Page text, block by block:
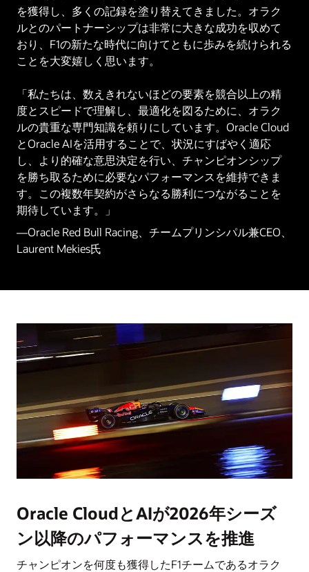
を獲得し、多くの記録を塗り替えてきました。オラク
ルとのパートナーシップは非常に大きな成功を収めて
おり、F1の新たな時代に向けてともに歩みを続けられる
ことを大変嬉しく思います。
「私たちは、数えきれないほどの要素を競合以上の精
度とスピードで理解し、最適化を図るために、オラク
ルの貴重な専門知識を頼りにしています。Oracle Cloud
とOracle AIを活用することで、状況にすばやく適応
し、より的確な意思決定を行い、チャンピオンシップ
を勝ち取るために必要なパフォーマンスを維持できま
す。この複数年契約がさらなる勝利につながることを
期待しています。」
—Oracle Red Bull Racing、チームプリンシパル兼CEO、
Laurent Mekies氏
Oracle CloudとAIが2026年シーズ
ン以降のパフォーマンスを推進
チャンピオンを何度も獲得したF1チームであるオラク